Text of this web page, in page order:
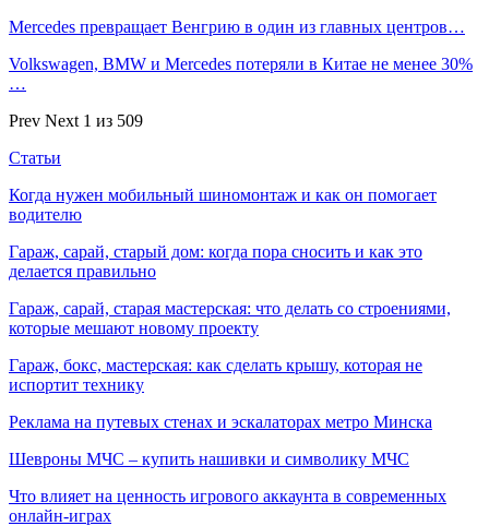
Mercedes превращает Венгрию в один из главных центров…
Volkswagen, BMW и Mercedes потеряли в Китае не менее 30%
…
Prev Next 1 из 509
Статьи
Когда нужен мобильный шиномонтаж и как он помогает
водителю
Гараж, сарай, старый дом: когда пора сносить и как это
делается правильно
Гараж, сарай, старая мастерская: что делать со строениями,
которые мешают новому проекту
Гараж, бокс, мастерская: как сделать крышу, которая не
испортит технику
Реклама на путевых стенах и эскалаторах метро Минска
Шевроны МЧС – купить нашивки и символику МЧС
Что влияет на ценность игрового аккаунта в современных
онлайн-играх